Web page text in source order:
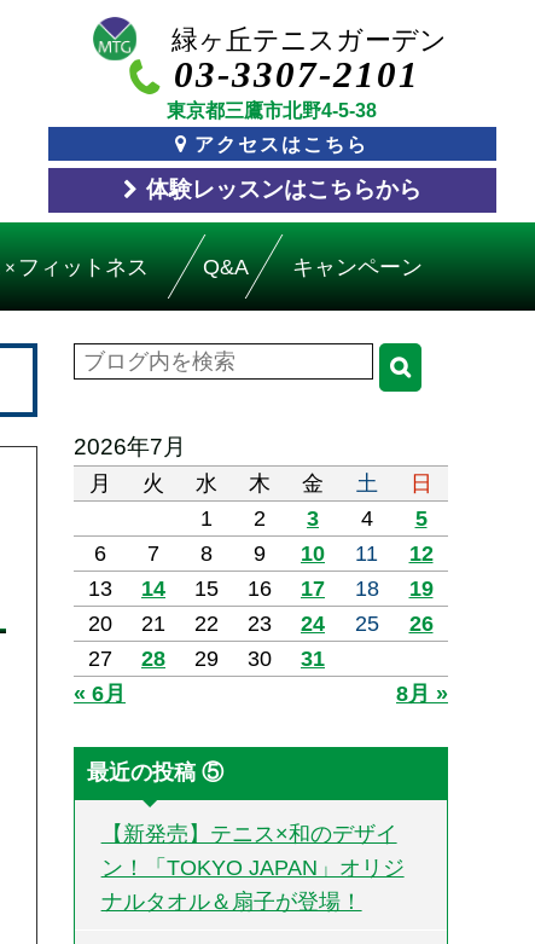
03-3307-2101
東京都三鷹市北野4-5-38
アクセスはこちら
体験レッスンはこちらから
× フィットネス Q&A キャンペーン
2026年7月
月 火 水 木 金 土
日
1
2 3 4
5
6
7 8 9 10 11
12
13
14 15 16 17 18
19
20
21 22 23 24 25
26
27
28 29 30
31
« 6月
8月 »
最近の投稿 ⑤
【新発売】テニス×和のデザイ
ン！「TOKYO JAPAN」オリジ
ナルタオル＆扇子が登場！